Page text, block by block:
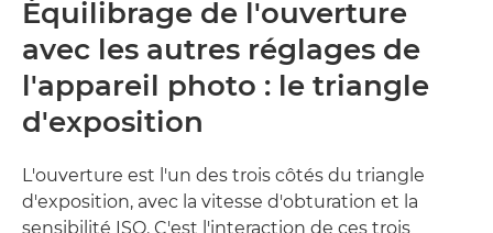
Équilibrage de l'ouverture
avec les autres réglages de
l'appareil photo : le triangle
d'exposition
L'ouverture est l'un des trois côtés du triangle
d'exposition, avec la vitesse d'obturation et la
sensibilité ISO. C'est l'interaction de ces trois